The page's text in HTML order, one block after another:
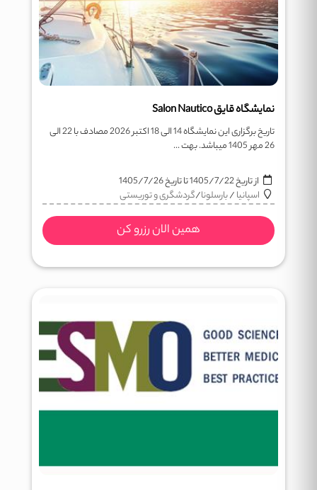
نمایشگاه قایق Salon Nautico
تاریخ برگزاری این نمایشگاه 14 الی 18 اکتبر 2026 مصادف با 22 الی
26 مهر 1405 میباشد. بهت ...
از تاریخ1405/7/22تا تاریخ1405/7/26
اسپانیا/بارسلونا/گردشگری و توریستی
همین الان رزرو کن